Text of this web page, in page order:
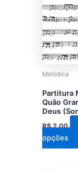
Melódica
Partitura
Quão
Deus
R$2,00
opções